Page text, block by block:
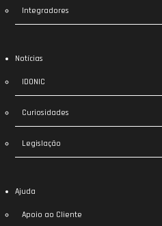
Integradores
Notícias
IDONIC
Curiosidades
Legislação
Ajuda
Apoio ao Cliente